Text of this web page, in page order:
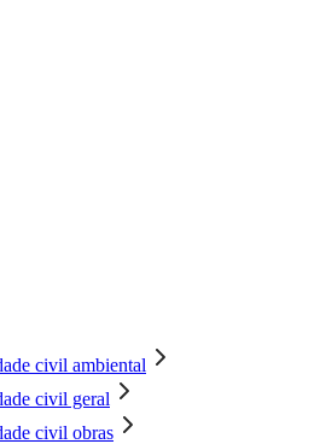
civil ambiental
civil geral
civil obras